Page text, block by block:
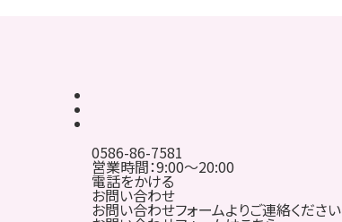
0586-86-7581
営業時間：9:00～20:00
電話をかける
お問い合わせ
お問い合わせフォームよりご連絡ください